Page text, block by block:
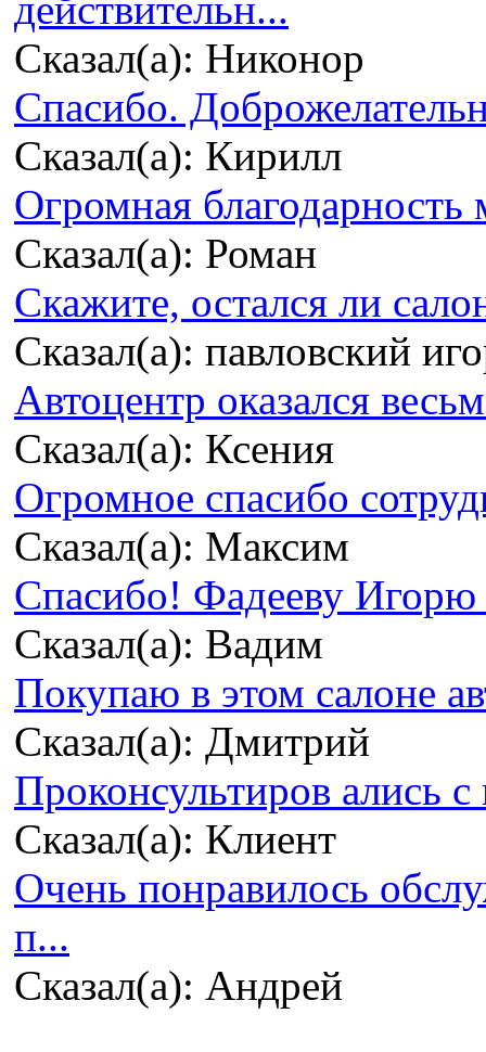
Сказал(а): Никонор
Спасибо.
Сказал(а): Кирилл
Огромная благодарность
Сказал(а): Роман
Скажите, остался ли
Сказал(а): павловский
Автоцентр оказался
Сказал(а): Ксения
Огромное спасибо
Сказал(а): Максим
Спасибо! Фадееву Игорю
Сказал(а): Вадим
Покупаю в этом салоне
Сказал(а): Дмитрий
Проконсультиров ались
Сказал(а): Клиент
Очень понравилось
п...
Сказал(а): Андрей